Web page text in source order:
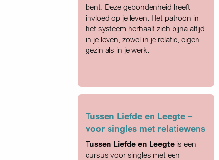
bent. Deze gebondenheid heeft
invloed op je leven. Het patroon in
het systeem herhaalt zich bijna altijd
in je leven, zowel in je relatie, eigen
gezin als in je werk.
Tussen Liefde en Leegte –
voor singles met relatiewens
Tussen Liefde en Leegte is een
cursus voor singles met een